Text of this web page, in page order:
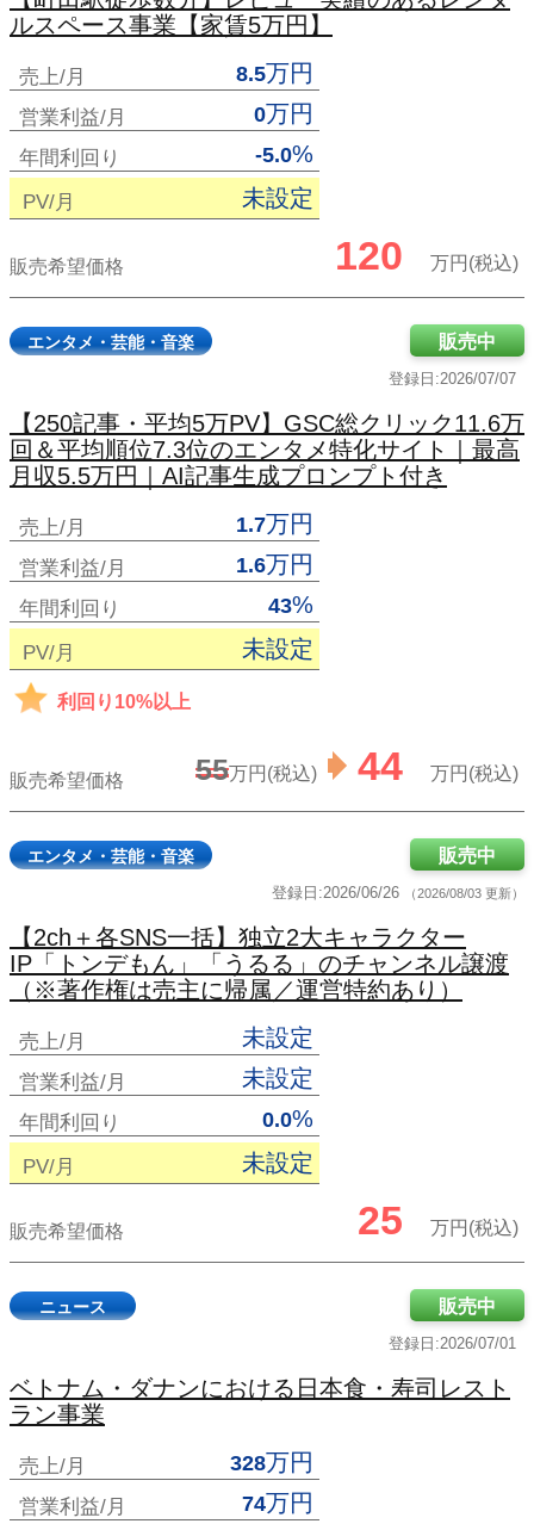
ルスペース事業【家賃5万円】
売上/月 8.5万円
営業利益/月 0万円
年間利回り -5.0%
PV/月 未設定
販売希望価格 120 万円(税込)
エンタメ・芸能・音楽
登録日:2026/07/07
販売中
【250記事・平均5万PV】GSC総クリック11.6万
回＆平均順位7.3位のエンタメ特化サイト｜最高
月収5.5万円｜AI記事生成プロンプト付き
売上/月 1.7万円
営業利益/月 1.6万円
年間利回り 43%
PV/月 未設定
利回り10%以上
販売希望価格 55万円(税込) 44 万円(税込)
エンタメ・芸能・音楽
登録日:2026/06/26 （2026/08/03 更新）
販売中
【2ch＋各SNS一括】独立2大キャラクター
IP「トンデもん」「うるる」のチャンネル譲渡
（※著作権は売主に帰属／運営特約あり）
売上/月 未設定
営業利益/月 未設定
年間利回り 0.0%
PV/月 未設定
販売希望価格 25 万円(税込)
ニュース
登録日:2026/07/01
販売中
ベトナム・ダナンにおける日本食・寿司レスト
ラン事業
売上/月 328万円
営業利益/月 74万円